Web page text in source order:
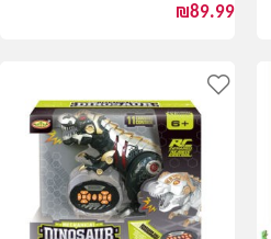
ס"מ
₪89.99